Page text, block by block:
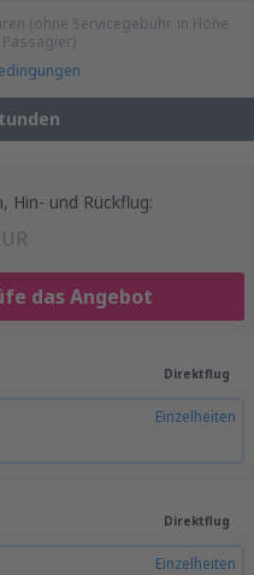
(ohne Servicegebühr in Höhe
Hin- und Rückflug:
das Angebot
Direktflug
Einzelheiten
Direktflug
Einzelheiten